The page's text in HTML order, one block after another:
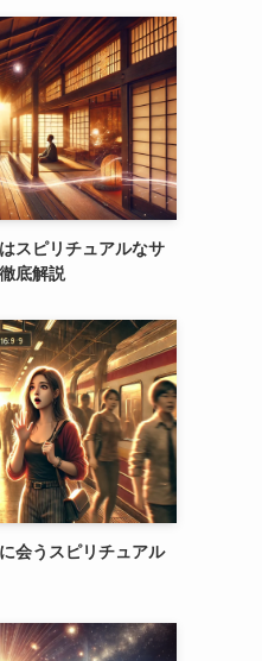
スピリチュアルなサ
底解説
会うスピリチュアル